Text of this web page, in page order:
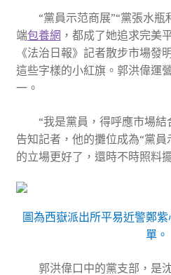
“黨員示范商展”“黨張水瓶
端包養網 ，都成了她追求完美
《法治日報》記者散步市場發
這些字樣的小紅旗。郭洪偉運
一。
“我是黨員，得呼應市場
告知記者，他的攤位成為“黨
的立場更好了，還時不時照料
圖為西嶽派出所平易近警鄭
單。
郭洪偉口中的黨支部，是